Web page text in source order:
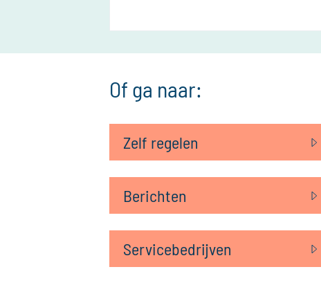
Of ga naar:
Zelf regelen
Berichten
Servicebedrijven